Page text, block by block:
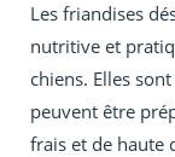
Les friandises
nutritive et
chiens. Elles
peuvent être
frais et de haute